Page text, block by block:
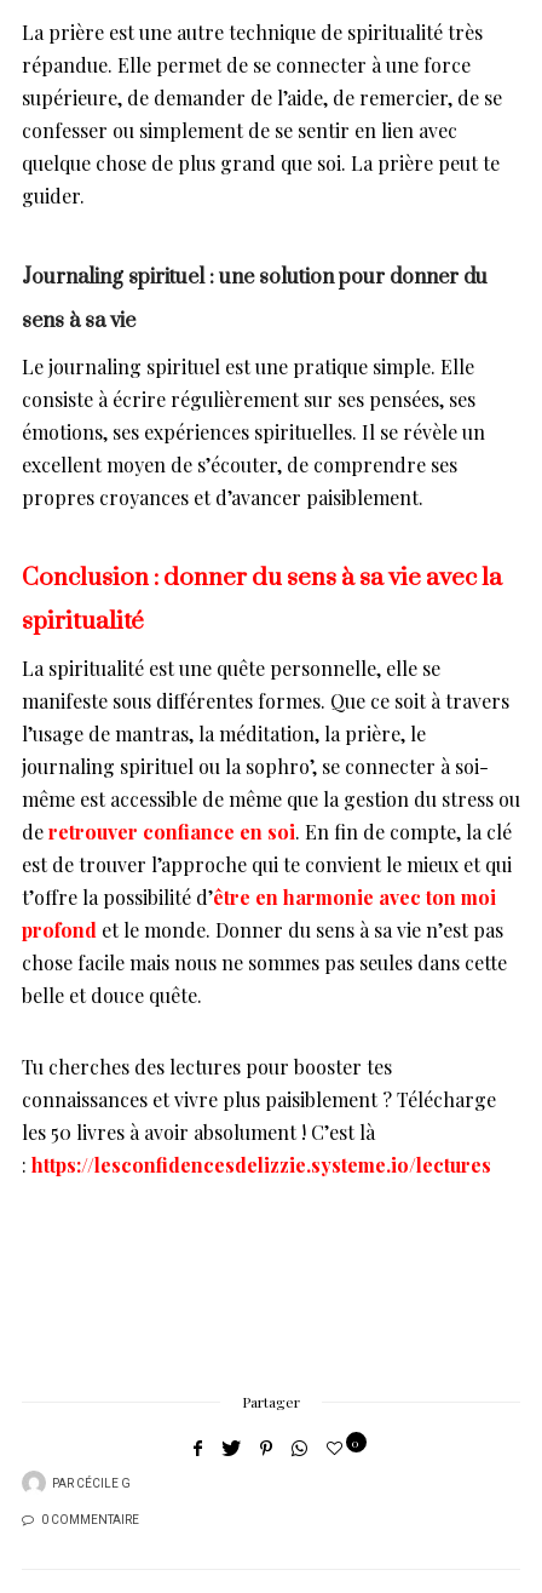
La prière est une autre technique de spiritualité très
répandue. Elle permet de se connecter à une force
supérieure, de demander de l’aide, de remercier, de se
confesser ou simplement de se sentir en lien avec
quelque chose de plus grand que soi. La prière peut te
guider.
Journaling spirituel : une solution pour donner du
sens à sa vie
Le journaling spirituel est une pratique simple. Elle
consiste à écrire régulièrement sur ses pensées, ses
émotions, ses expériences spirituelles. Il se révèle un
excellent moyen de s’écouter, de comprendre ses
propres croyances et d’avancer paisiblement.
Conclusion : donner du sens à sa vie avec la
spiritualité
La spiritualité est une quête personnelle, elle se
manifeste sous différentes formes. Que ce soit à travers
l’usage de mantras, la méditation, la prière, le
journaling spirituel ou la sophro’, se connecter à soi-
même est accessible de même que la gestion du stress ou
deretrouver confiance en soi. En fin de compte, la clé
est de trouver l’approche qui te convient le mieux et qui
t’offre la possibilité d’être en harmonie avec ton moi
profond et le monde. Donner du sens à sa vie n’est pas
chose facile mais nous ne sommes pas seules dans cette
belle et douce quête.
Tu cherches des lectures pour booster tes
connaissances et vivre plus paisiblement ? Télécharge
les 50 livres à avoir absolument ! C’est là
: https://lesconfidencesdelizzie.systeme.io/lectures
Partager
PAR CÉCILE G
0
0 COMMENTAIRE